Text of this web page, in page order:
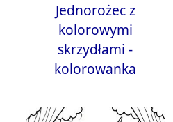
Jednorożec z
kolorowymi
skrzydłami -
kolorowanka